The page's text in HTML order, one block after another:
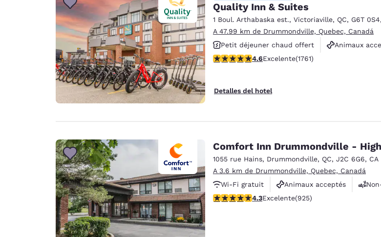
Quality Inn & Suites
1 Boul. Arthabaska est., Victoriaville, QC, G6T 0S4,
A 47.99 km de Drummondville, Quebec, Canadá
Petit déjeuner chaud offert
Animaux
Non-fumeurs
calificación de 4.57 estrellas. Excelente. 1761
4.6Excelente(1761)
Detalles del hotel
Comfort Inn Drummondville -
1055 rue Hains, Drummondville, QC, J2C 6G6, CA
A 3.6 km de Drummondville, Quebec, Canadá
Wi-Fi gratuit
Animaux acceptés
calificación de 4.27 estrellas. Excelente. 925
4.3Excelente(925)